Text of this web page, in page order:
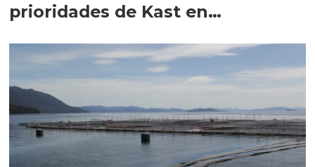
prioridades de Kast en